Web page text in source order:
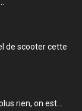
de scooter cette
rien, on est...